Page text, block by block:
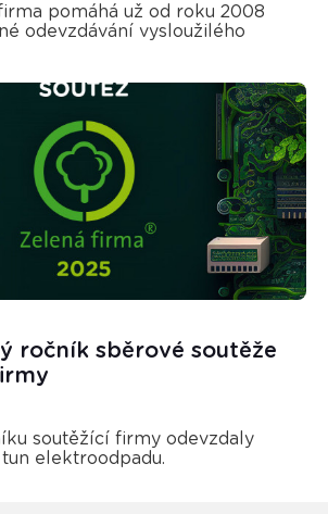
pomáhá už od roku 2008
odevzdávání vysloužilého
ročník sběrové soutěže
soutěžící firmy odevzdaly
elektroodpadu.